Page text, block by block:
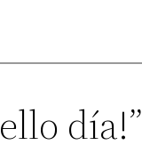
día!”